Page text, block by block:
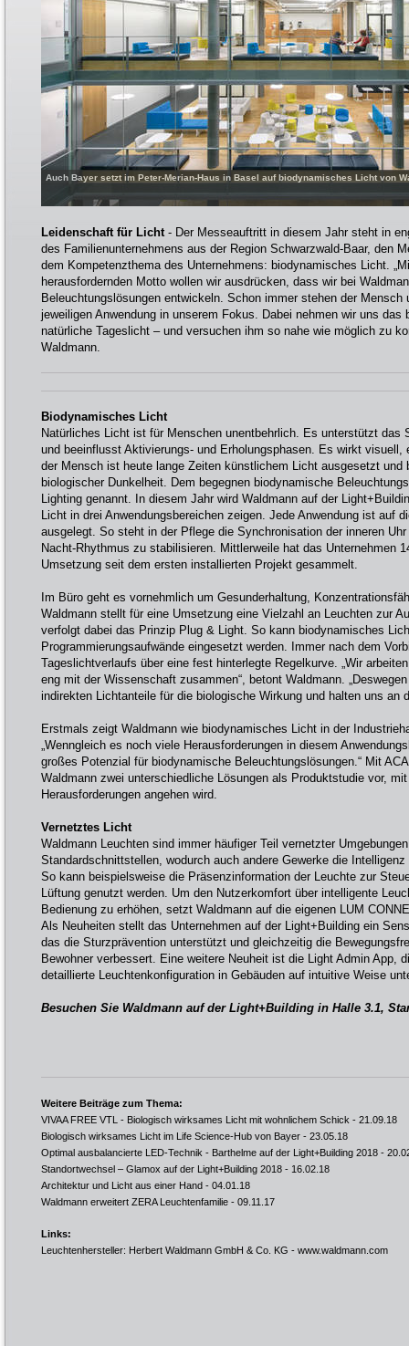
Auch Bayer setzt im Peter-Merian-Haus in Basel auf biodynamisches Licht von
Leidenschaft für Licht - Der Messeauftritt in diesem Jahr steht in
des Familienunternehmens aus der Region Schwarzwald-Baar, den
dem Kompetenzthema des Unternehmens: biodynamisches Licht.
herausfordernden Motto wollen wir ausdrücken, dass wir bei
Beleuchtungslösungen entwickeln. Schon immer stehen der Mensch
jeweiligen Anwendung in unserem Fokus. Dabei nehmen wir uns
natürliche Tageslicht – und versuchen ihm so nahe wie möglich zu
Waldmann.
Biodynamisches Licht
Natürliches Licht ist für Menschen unentbehrlich. Es unterstützt das
und beeinflusst Aktivierungs- und Erholungsphasen. Es wirkt visuell,
der Mensch ist heute lange Zeiten künstlichem Licht ausgesetzt und
biologischer Dunkelheit. Dem begegnen biodynamische
Lighting genannt. In diesem Jahr wird Waldmann auf der
Licht in drei Anwendungsbereichen zeigen. Jede Anwendung ist auf
ausgelegt. So steht in der Pflege die Synchronisation der inneren
Nacht-Rhythmus zu stabilisieren. Mittlerweile hat das Unternehmen
Umsetzung seit dem ersten installierten Projekt gesammelt.
Im Büro geht es vornehmlich um Gesunderhaltung,
Waldmann stellt für eine Umsetzung eine Vielzahl an Leuchten zur
verfolgt dabei das Prinzip Plug & Light. So kann biodynamisches
Programmierungsaufwände eingesetzt werden. Immer nach dem
Tageslichtverlaufs über eine fest hinterlegte Regelkurve. „Wir
eng mit der Wissenschaft zusammen“, betont Waldmann.
indirekten Lichtanteile für die biologische Wirkung und halten uns an
Erstmals zeigt Waldmann wie biodynamisches Licht in der
„Wenngleich es noch viele Herausforderungen in diesem
großes Potenzial für biodynamische Beleuchtungslösungen.“ Mit
Waldmann zwei unterschiedliche Lösungen als Produktstudie vor,
Herausforderungen angehen wird.
Vernetztes Licht
Waldmann Leuchten sind immer häufiger Teil vernetzter
Standardschnittstellen, wodurch auch andere Gewerke die
So kann beispielsweise die Präsenzinformation der Leuchte zur
Lüftung genutzt werden. Um den Nutzerkomfort über intelligente
Bedienung zu erhöhen, setzt Waldmann auf die eigenen LUM
Als Neuheiten stellt das Unternehmen auf der Light+Building ein
das die Sturzprävention unterstützt und gleichzeitig die
Bewohner verbessert. Eine weitere Neuheit ist die Light Admin App,
detaillierte Leuchtenkonfiguration in Gebäuden auf intuitive Weise
Besuchen Sie Waldmann auf der Light+Building in Halle 3.1,
Weitere Beiträge zum Thema:
VIVAA FREE VTL - Biologisch wirksames Licht mit wohnlichem Schick - 21.09.18
Biologisch wirksames Licht im Life Science-Hub von Bayer - 23.05.18
Optimal ausbalancierte LED-Technik - Barthelme auf der Light+Building 2018 -
Standortwechsel – Glamox auf der Light+Building 2018 - 16.02.18
Architektur und Licht aus einer Hand - 04.01.18
Waldmann erweitert ZERA Leuchtenfamilie - 09.11.17
Links:
Leuchtenhersteller: Herbert Waldmann GmbH & Co. KG - www.waldmann.com